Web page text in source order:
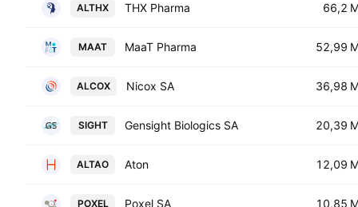
ALTHX THX Pharma 66,2
MAAT MaaT Pharma 52,99
ALCOX Nicox SA 36,98
SIGHT Gensight Biologics SA 20,39
ALTAO Aton 12,09
POXEL Poxel SA 10,85